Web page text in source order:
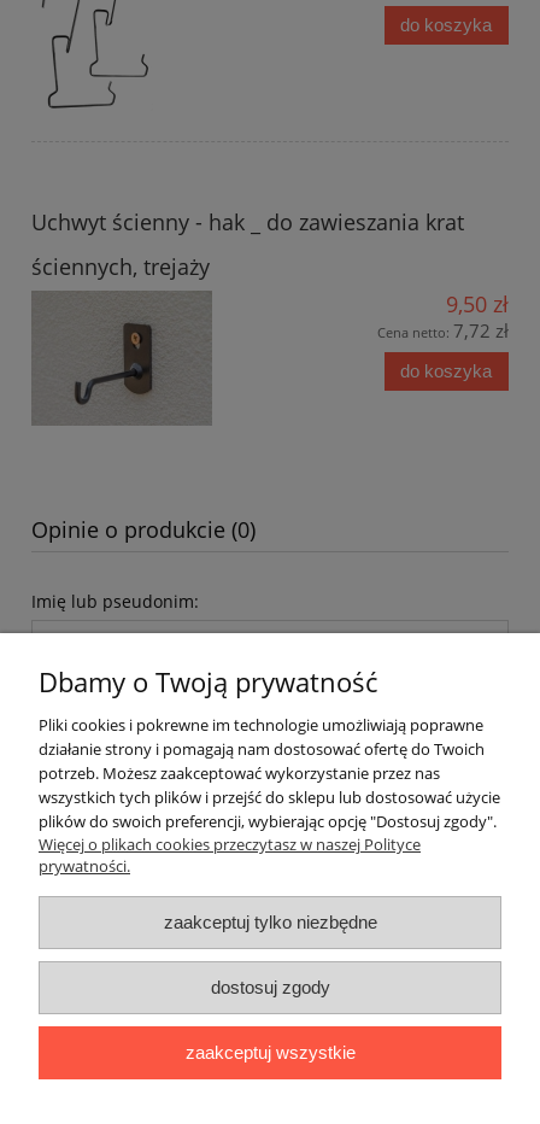
do koszyka
Uchwyt ścienny - hak _ do zawieszania krat
ściennych, trejaży
9,50 zł
Cena netto: 7,72 zł
do koszyka
Opinie o produkcie (0)
Imię lub pseudonim:
Twoja opinia:
Pomoc
Na skróty
Formularz kontaktowy
Dbamy o Twoją prywatność
Pliki cookies i pokrewne im technologie umożliwiają poprawne
działanie strony i pomagają nam dostosować ofertę do Twoich
potrzeb. Możesz zaakceptować wykorzystanie przez nas
wszystkich tych plików i przejść do sklepu lub dostosować użycie
plików do swoich preferencji, wybierając opcję "Dostosuj zgody".
Więcej o plikach cookies przeczytasz w naszej Polityce
prywatności.
zaakceptuj tylko niezbędne
dostosuj zgody
zaakceptuj wszystkie